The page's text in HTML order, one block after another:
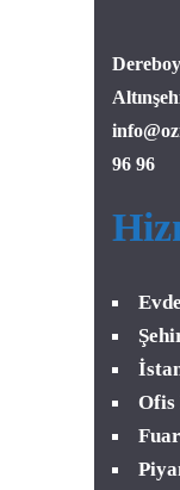
96 96
Ofis
Fuar